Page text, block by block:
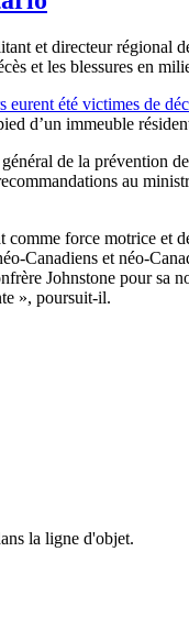
et directeur régional
et les blessures en
eurent été victimes de
d’un immeuble
de la prévention
au
force motrice et
Canadiens et néo-
Johnstone pour sa
», poursuit-il.
la ligne d'objet.